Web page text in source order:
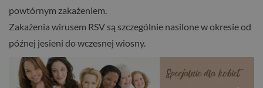
powtórnym zakażeniem.
Zakażenia wirusem RSV są szczególnie nasilone w okresie od
późnej jesieni do wczesnej wiosny.